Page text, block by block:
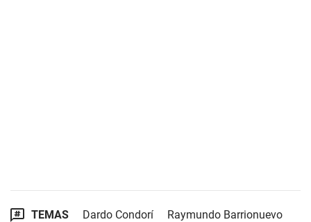
TEMAS Dardo Condorí Raymundo Barrionuevo